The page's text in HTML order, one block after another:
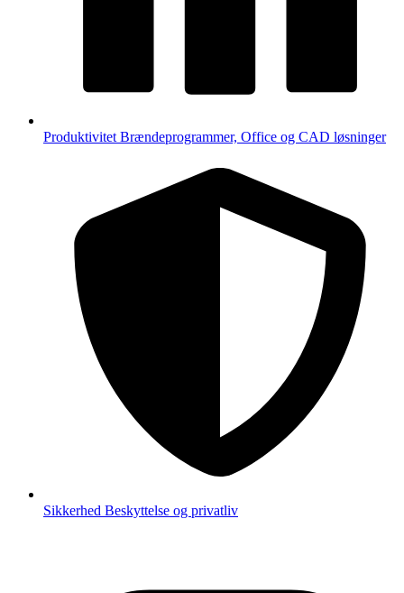
Produktivitet Brændeprogrammer, Office og CAD løsninger
Sikkerhed Beskyttelse og privatliv